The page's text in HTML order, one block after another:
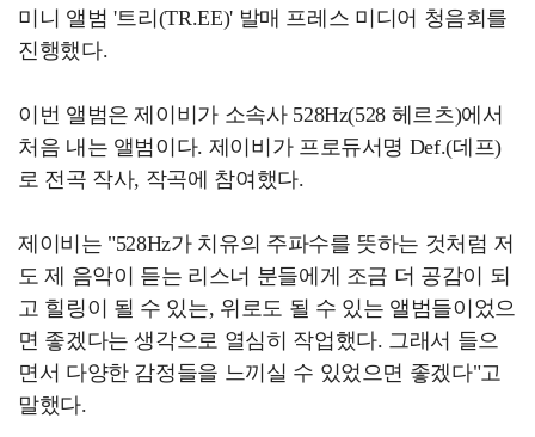
미니 앨범 '트리(TR.EE)' 발매 프레스 미디어 청음회를
진행했다.
이번 앨범은 제이비가 소속사 528Hz(528 헤르츠)에서
처음 내는 앨범이다. 제이비가 프로듀서명 Def.(데프)
로 전곡 작사, 작곡에 참여했다.
제이비는 "528Hz가 치유의 주파수를 뜻하는 것처럼 저
도 제 음악이 듣는 리스너 분들에게 조금 더 공감이 되
고 힐링이 될 수 있는, 위로도 될 수 있는 앨범들이었으
면 좋겠다는 생각으로 열심히 작업했다. 그래서 들으
면서 다양한 감정들을 느끼실 수 있었으면 좋겠다"고
말했다.